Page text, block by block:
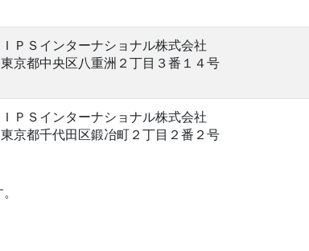
ＩＰＳインターナショナル株式会社
東京都中央区八重洲２丁目３番１４号
ＩＰＳインターナショナル株式会社
東京都千代田区鍛冶町２丁目２番２号